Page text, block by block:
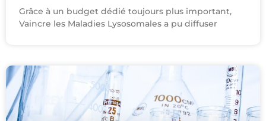
Grâce à un budget dédié toujours plus important,
Vaincre les Maladies Lysosomales a pu diffuser